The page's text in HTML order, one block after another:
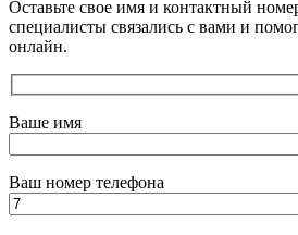
Оставьте свое имя и контактный
специалисты связались с вами и
онлайн.
Ваше имя
Ваш номер телефона